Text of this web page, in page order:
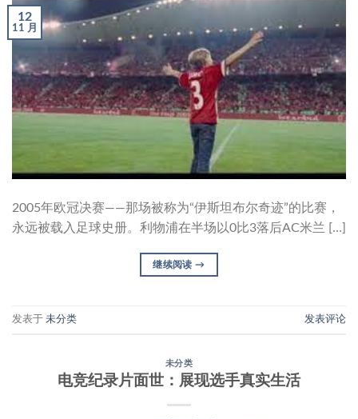
12
11 月
2005年欧冠决赛——那场被称为“伊斯坦布尔奇迹”的比赛，
永远被载入足球史册。利物浦在半场以0比3落后AC米兰 […]
继续阅读→
发表于 未分类 发表评论
未分类
电竞纪录片面世：展现选手真实生活